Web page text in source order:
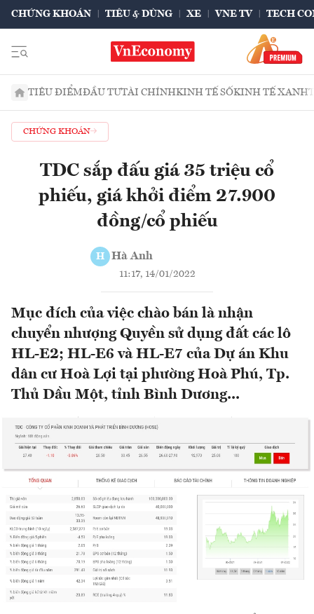
CHỨNG KHOÁN TIÊU & DÙNG XE VNE TV TECH
TIÊU ĐIỂMĐẦU TƯTÀI CHÍNHKINH TẾ SỐKINH TẾ XANH
CHỨNG KHOÁN
TDC sắp đấu giá 35 triệu cổ
phiếu, giá khởi điểm 27.900
đồng/cổ phiếu
H Hà Anh
11:17, 14/01/2022
Mục đích của việc chào bán là nhận
chuyển nhượng Quyền sử dụng đất các lô
HL-E2; HL-E6 và HL-E7 của Dự án Khu
dân cư Hoà Lợi tại phường Hoà Phú, Tp.
Thủ Dầu Một, tỉnh Bình Dương...